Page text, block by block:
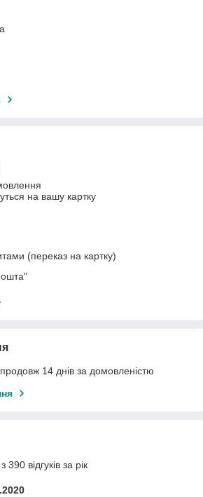
на вашу картку
(переказ на картку)
14 днів за домовленістю
відгуків за рік